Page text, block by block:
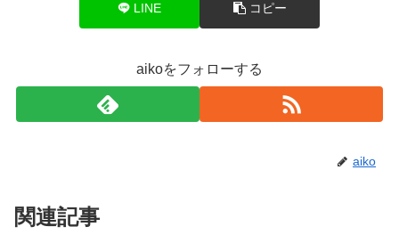
LINE コピー
aikoをフォローする
aiko
関連記事